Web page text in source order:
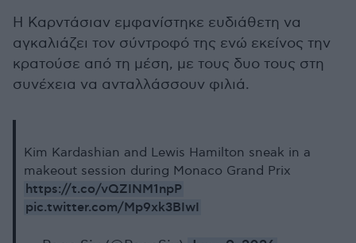
Η Καρντάσιαν εμφανίστηκε ευδιάθετη να
αγκαλιάζει τον σύντροφό της ενώ εκείνος την
κρατούσε από τη μέση, με τους δυο τους στη
συνέχεια να ανταλλάσσουν φιλιά.
Kim Kardashian and Lewis Hamilton sneak in a
makeout session during Monaco Grand Prix
https://t.co/vQZINM1npP
pic.twitter.com/Mp9xk3BIwI